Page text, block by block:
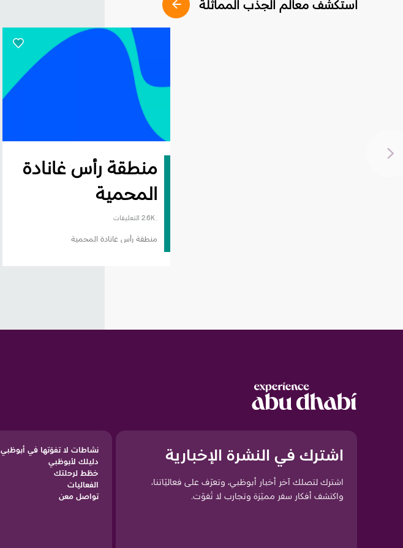
استكشف معالم الجذب المماثلة
منطقة رأس غانادة
المحمية
2.6K التعليقات
منطقة رأس غانادة المحمية
اشترك في النشرة الإخبارية
اشترك لتصلك آخر أخبار أبوظبي، وتعرّف على فعاليّاتنا،
واكتشف أفكار سفر مميّزة وتجارب لا تُفوّت.
نشاطات لا تفوّتها في أبوظبي
دليلك لأبوظبي
خطّط لرحلتك
الفعاليات
تواصل معن